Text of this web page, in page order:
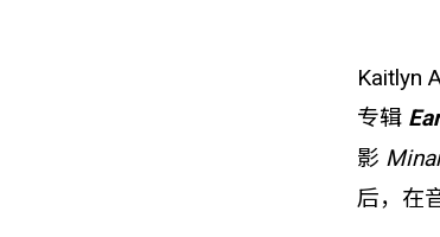
Kaitlyn
专辑
影
后，在